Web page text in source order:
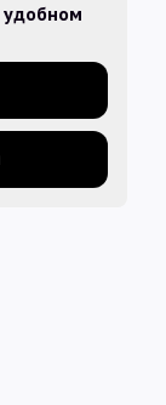
удобном